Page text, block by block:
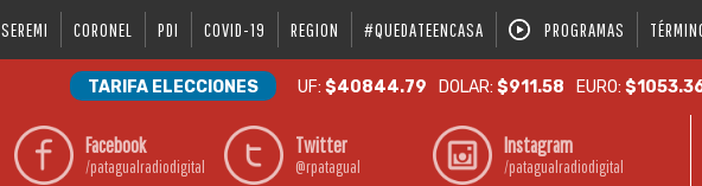
SEREMI CORONEL PDI COVID-19 REGION #QUEDATEENCASA PROGRAMAS
TARIFA ELECCIONES UF:$40844.79 DOLAR:$911.58 EURO:
Facebook
/patagualradiodigital
Twitter
@rpatagual
Instagram
/patagualradiodigital